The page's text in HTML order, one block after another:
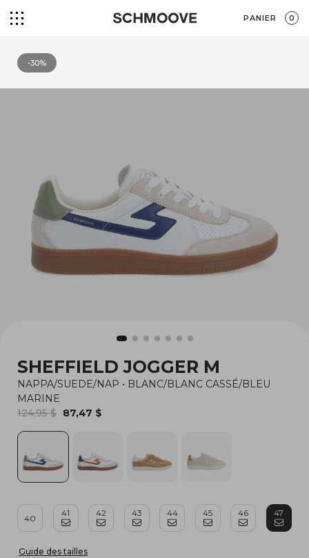
PANIER 0
-30%
SHEFFIELD JOGGER M
NAPPA/SUEDE/NAP • BLANC/BLANC CASSÉ/BLEU
MARINE
124,95 $ 87,47 $
40
41 42 43 44 45 46 47
Guide des tailles